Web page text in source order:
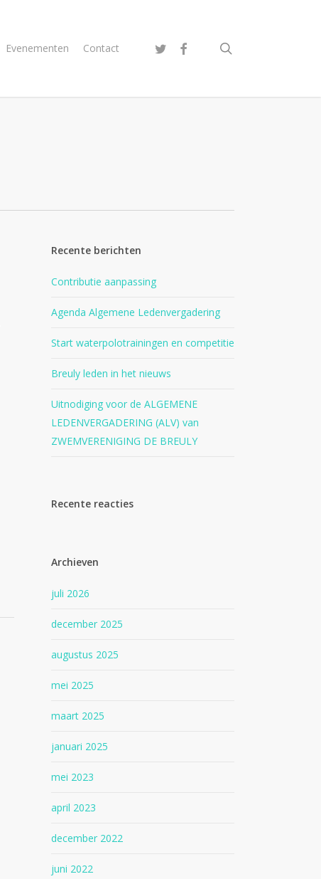
Evenementen Contact twitter facebook
Recente berichten
Contributie aanpassing
Agenda Algemene Ledenvergadering
Start waterpolotrainingen en competitie
Breuly leden in het nieuws
Uitnodiging voor de ALGEMENE
LEDENVERGADERING (ALV) van
ZWEMVERENIGING DE BREULY
Recente reacties
Archieven
juli 2026
december 2025
augustus 2025
mei 2025
maart 2025
januari 2025
mei 2023
april 2023
december 2022
juni 2022